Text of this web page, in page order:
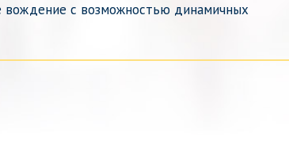
с возможностью динамичных